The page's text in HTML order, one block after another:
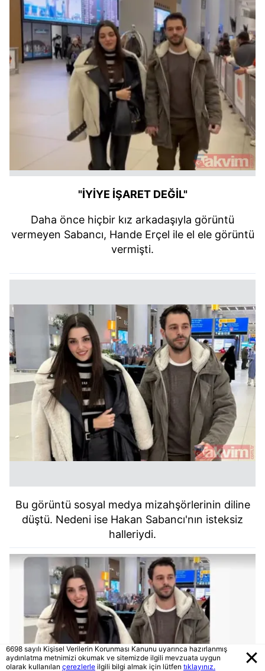
"İYİYE İŞARET DEĞİL"
Daha önce hiçbir kız arkadaşıyla görüntü
vermeyen Sabancı, Hande Erçel ile el ele görüntü
vermişti.
Bu görüntü sosyal medya mizahşörlerinin diline
düştü. Nedeni ise Hakan Sabancı'nın isteksiz
halleriydi.
6698 sayılı Kişisel Verilerin Korunması Kanunu uyarınca hazırlanmış
aydınlatma metnimizi okumak ve sitemizde ilgili mevzuata uygun
olarak kullanılan çerezlerle ilgili bilgi almak için lütfen tıklayınız.